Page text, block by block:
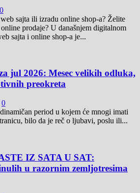
0
sajta ili izradu online shop-a? Želite
prodaje? U današnjem digitalnom
sajta i online shop-a je...
jul 2026: Mesec velikih odluka,
preokreta
0
period u kojem će mnogi imati
bilo da je reč o ljubavi, poslu ili...
IZ SATA U SAT:
u razornim zemljotresima